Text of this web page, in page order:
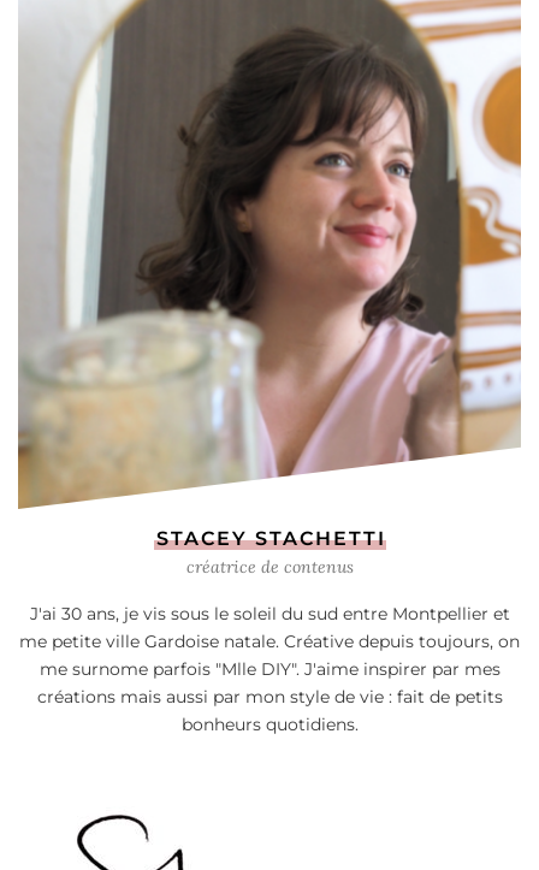
STACEY STACHETTI
créatrice de contenus
J'ai 30 ans, je vis sous le soleil du sud entre Montpellier et
me petite ville Gardoise natale. Créative depuis toujours, on
me surnome parfois "Mlle DIY". J'aime inspirer par mes
créations mais aussi par mon style de vie : fait de petits
bonheurs quotidiens.